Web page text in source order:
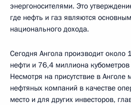
энергоносителями. Это
где нефть и газ являются
национального дохода.
Сегодня Ангола производит около
нефти и 76,4 миллиона
Несмотря на присутствие в
нефтяных компаний в качестве
место и для других инвесторов,